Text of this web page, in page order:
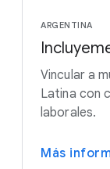
ARGENTINA
Vincular a
Latina con
laborales.
Más